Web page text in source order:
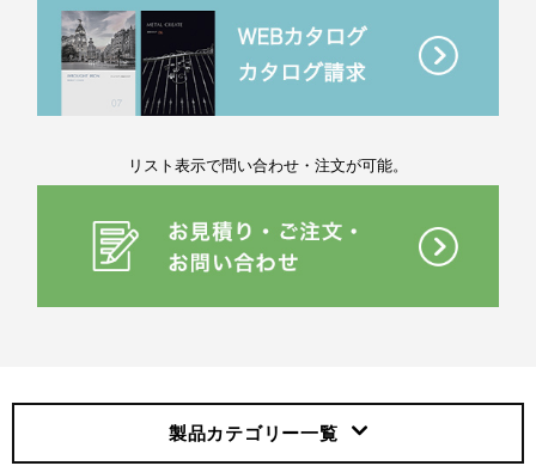
リスト表示で問い合わせ・注文が可能。
製品カテゴリー一覧